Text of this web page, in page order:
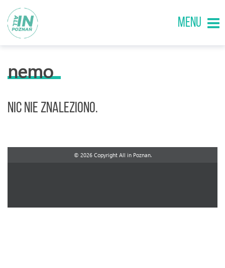
MENU
nemo
Nic nie znaleziono.
© 2026 Copyright All in Poznan.